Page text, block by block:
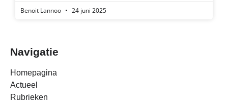
Benoit Lannoo 24 juni 2025
Navigatie
Homepagina
Actueel
Rubrieken